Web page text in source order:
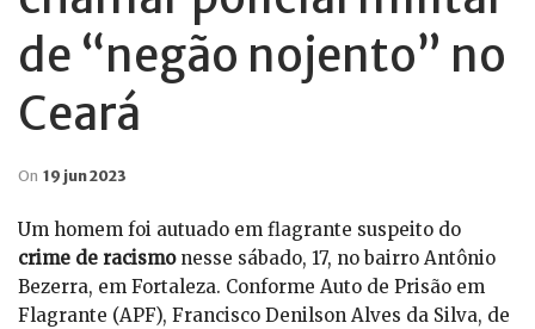
de “negão nojento” no
Ceará
On 19 jun 2023
Um homem foi autuado em flagrante suspeito do
crime de racismonesse sábado, 17, no bairro Antônio
Bezerra, em Fortaleza. Conforme Auto de Prisão em
Flagrante (APF), Francisco Denilson Alves da Silva, de